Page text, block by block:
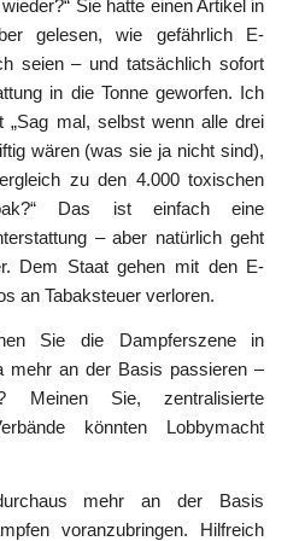
Sie hatte einen Artikel in
gelesen, wie gefährlich E-
seien – und tatsächlich sofort
in die Tonne geworfen. Ich
„Sag mal, selbst wenn alle drei
wären (was sie ja nicht sind),
zu den 4.000 toxischen
Das ist einfach eine
– aber natürlich geht
Dem Staat gehen mit den E-
an Tabaksteuer verloren.
Sie die Dampferszene in
mehr an der Basis passieren –
Sie, zentralisierte
könnten Lobbymacht
mehr an der Basis
voranzubringen. Hilfreich